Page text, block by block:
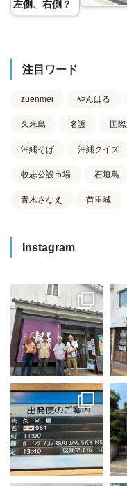
左側、右側？
注目ワード
zuenmei やんばる
久米島 名護 国
沖縄そば 沖縄クイズ
牧志公設市場 石垣島
青木さなえ 首里城
Instagram